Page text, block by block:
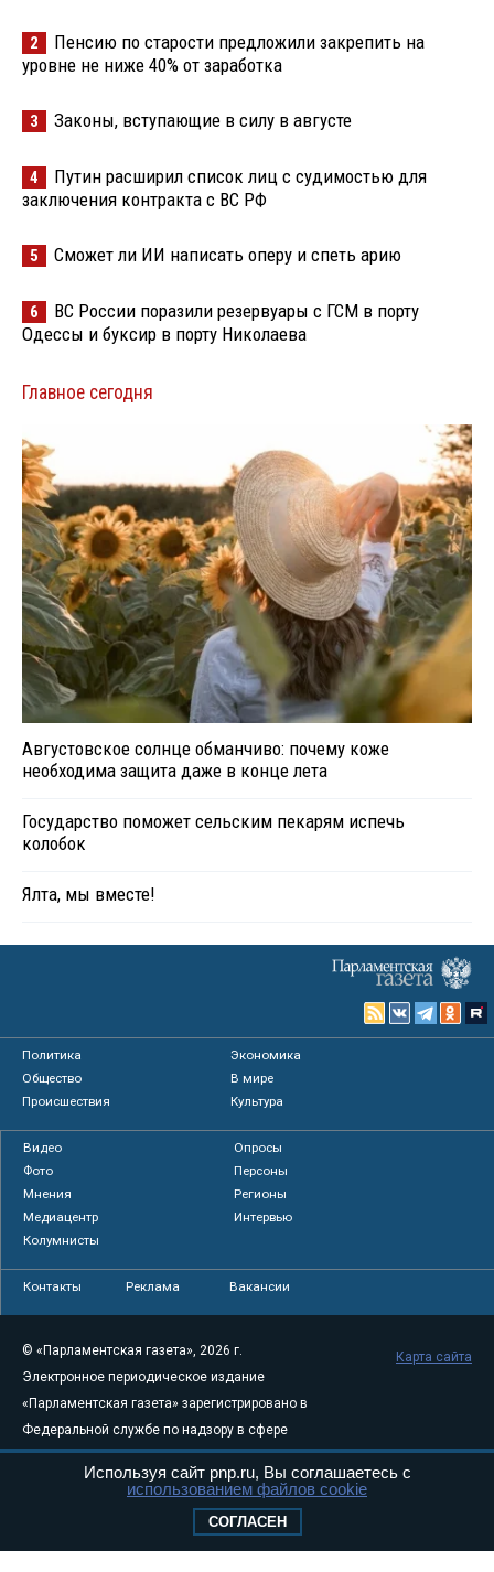
2
Пенсию по старости предложили закрепить на
уровне не ниже 40% от заработка
3 Законы, вступающие в силу в августе
4
Путин расширил список лиц с судимостью для
заключения контракта с ВС РФ
5 Сможет ли ИИ написать оперу и спеть арию
6
ВС России поразили резервуары с ГСМ в порту
Одессы и буксир в порту Николаева
Главное сегодня
Августовское солнце обманчиво: почему коже
необходима защита даже в конце лета
Государство поможет сельским пекарям испечь
колобок
Ялта, мы вместе!
Политика
Экономика
Общество
В мире
Происшествия
Культура
Видео
Опросы
Фото
Персоны
Мнения
Регионы
Медиацентр
Интервью
Колумнисты
Контакты Реклама Вакансии
© «Парламентская газета», 2026 г.
Электронное периодическое издание
«Парламентская газета» зарегистрировано в
Федеральной службе по надзору в сфере
связи, информационных технологий и
массовых коммуникаций (Роскомнадзор) 05
Свидетельство о регистрации Эл № ФС77-
Карта сайта
Используя сайт pnp.ru, Вы соглашаетесь с
использованием файлов cookie
СОГЛАСЕН